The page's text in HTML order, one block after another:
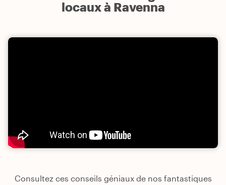
locaux à Ravenna
Consultez ces conseils géniaux de nos fantastiques